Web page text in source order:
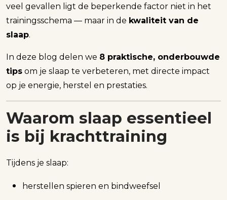
veel gevallen ligt de beperkende factor niet in het
trainingsschema — maar in de kwaliteit van de
slaap.
In deze blog delen we 8 praktische, onderbouwde
tips om je slaap te verbeteren, met directe impact
op je energie, herstel en prestaties.
Waarom slaap essentieel
is bij krachttraining
Tijdens je slaap:
herstellen spieren en bindweefsel